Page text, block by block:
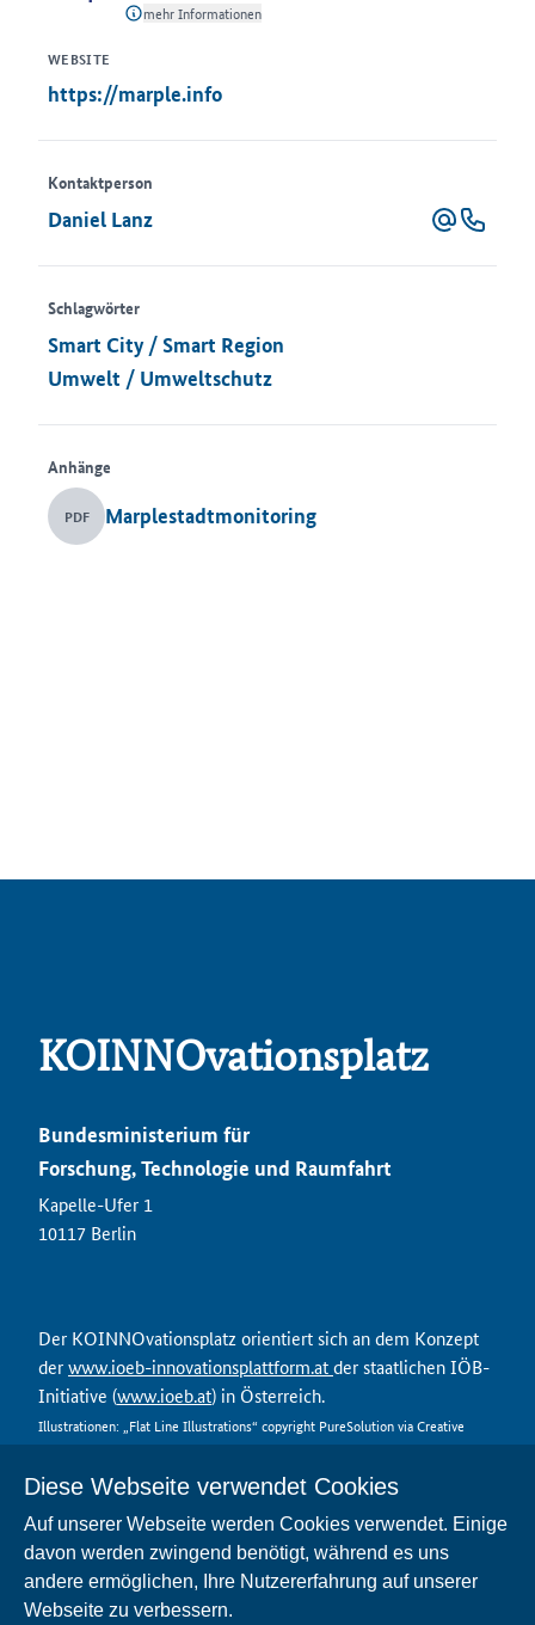
Diese Webseite verwendet Cookies
Auf unserer Webseite werden Cookies verwendet. Einige
davon werden zwingend benötigt, während es uns
andere ermöglichen, Ihre Nutzererfahrung auf unserer
Webseite zu verbessern.
mehr Informationen
WEBSITE
https://marple.info
Kontaktperson
Daniel Lanz
Schlagwörter
Smart City / Smart Region
Umwelt / Umweltschutz
Anhänge
PDF Marplestadtmonitoring
KOINNOvationsplatz
Bundesministerium für
Forschung, Technologie und Raumfahrt
Kapelle-Ufer 1
10117 Berlin
Der KOINNOvationsplatz orientiert sich an dem Konzept
derwww.ioeb-innovationsplattform.atder staatlichen IÖB-
Initiative (www.ioeb.at) in Österreich.
Illustrationen: „Flat Line Illustrations“ copyright PureSolution via Creative
Kontakt
Datenschutz
Nutzungsbedingungen